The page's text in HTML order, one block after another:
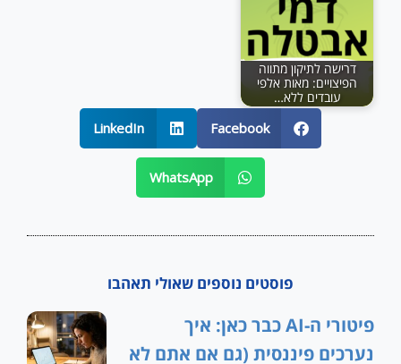
דרישה לתיקון מתווה
הפיצויים: מאות אלפי
עובדים ללא…
Facebook
LinkedIn
WhatsApp
פוסטים נוספים שאולי תאהבו
פיטורי ה-AI כבר כאן: איך
נערכים פיננסית (גם אם אתם לא